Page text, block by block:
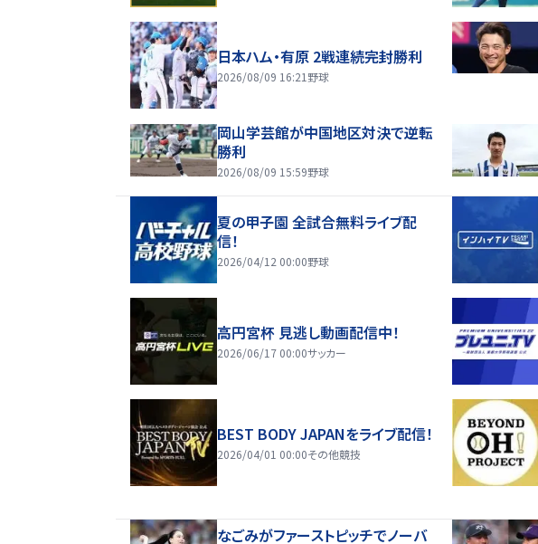
日本ハム・有原 2戦連続完封勝利
2026/08/09 16:21 野球
岡山学芸館が中国地区対決で逆転
勝利
2026/08/09 15:59野球
夏の甲子園 全試合無料ライブ配
信！
2026/04/12 00:00野球
高円宮杯 見逃し動画配信中！
2026/06/17 00:00サッカー
BEST BODY JAPANをライブ配信！
2026/04/01 00:00その他競技
なごみがファーストピッチでノーバ